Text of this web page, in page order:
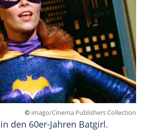
© imago/Cinema Publishers Collection
den 60er-Jahren Batgirl.